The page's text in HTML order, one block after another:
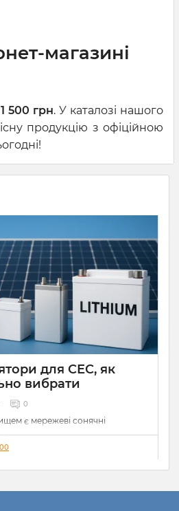
магазині
1 500 грн. У каталозі нашого
продукцію з офіційною
для СЕС, як
вибрати
0
є мережеві сонячні
класичного типу, що
моментальну генерацію для
Такі СЕС відносно дешеві,